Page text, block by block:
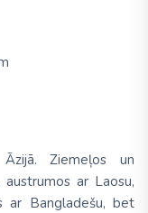
Ziemeļos un
ar Laosu,
ar Bangladešu, bet